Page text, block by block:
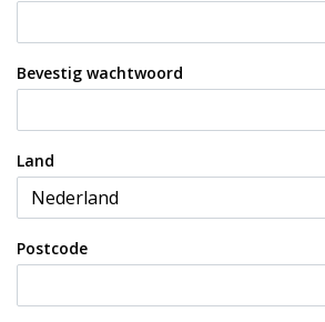
Bevestig wachtwoord
Land
Postcode